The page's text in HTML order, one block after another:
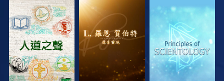
探索系列節目 探索系列節目 探索系列節目